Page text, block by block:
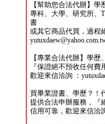
【幫助您合法代辦】
專科、大學、研究所、
書
或其它商品代買，過程
【專業合法代辦】學
『保證絕不預收任何
歡迎來信洽詢 ：
買畢業證書、學歷？！
提供合法申辦服務，『
信用可靠，歡迎來信洽